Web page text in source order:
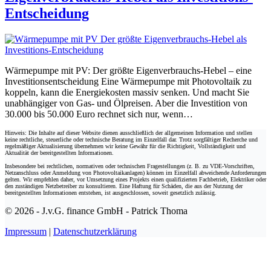
Entscheidung
Wärmepumpe mit PV: Der größte Eigenverbrauchs-Hebel – eine
Investitionsentscheidung Eine Wärmepumpe mit Photovoltaik zu
koppeln, kann die Energiekosten massiv senken. Und macht Sie
unabhängiger von Gas- und Ölpreisen. Aber die Investition von
30.000 bis 50.000 Euro rechnet sich nur, wenn…
Hinweis: Die Inhalte auf dieser Website dienen ausschließlich der allgemeinen Information und stellen
keine rechtliche, steuerliche oder technische Beratung im Einzelfall dar. Trotz sorgfältiger Recherche und
regelmäßiger Aktualisierung übernehmen wir keine Gewähr für die Richtigkeit, Vollständigkeit und
Aktualität der bereitgestellten Informationen.
Insbesondere bei rechtlichen, normativen oder technischen Fragestellungen (z. B. zu VDE-Vorschriften,
Netzanschluss oder Anmeldung von Photovoltaikanlagen) können im Einzelfall abweichende Anforderungen
gelten. Wir empfehlen daher, vor Umsetzung eines Projekts einen qualifizierten Fachbetrieb, Elektriker oder
den zuständigen Netzbetreiber zu konsultieren. Eine Haftung für Schäden, die aus der Nutzung der
bereitgestellten Informationen entstehen, ist ausgeschlossen, soweit gesetzlich zulässig.
© 2026 - J.v.G. finance GmbH - Patrick Thoma
Impressum | Datenschutzerklärung